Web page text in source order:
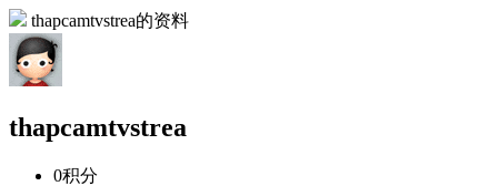
thapcamtvstrea的资料
thapcamtvstrea
0积分